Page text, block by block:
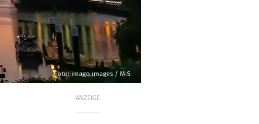
Foto: imago images / MiS
ANZEIGE